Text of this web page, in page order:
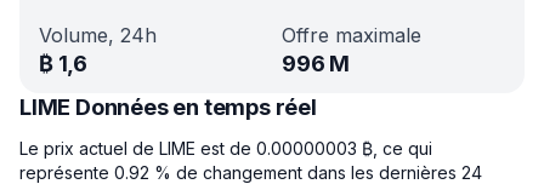
Volume, 24h
₿ 1,6
Offre maximale
996 M
LIME Données en temps réel
Le prix actuel de LIME est de 0.00000003 ₿, ce qui
représente 0.92 % de changement dans les dernières 24